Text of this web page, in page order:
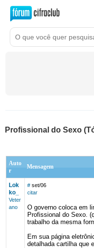
Profissional do Sexo
Auto
r
Mensagem
Lok
ko_
Veter
ano
# set/06
citar
O governo coloca em
Profissional do Sexo.
trabalho da mesma
Em sua página
detalhada cartilha que